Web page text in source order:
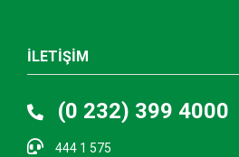
İLETİŞİM
(0 232) 399 4000
444 1 575